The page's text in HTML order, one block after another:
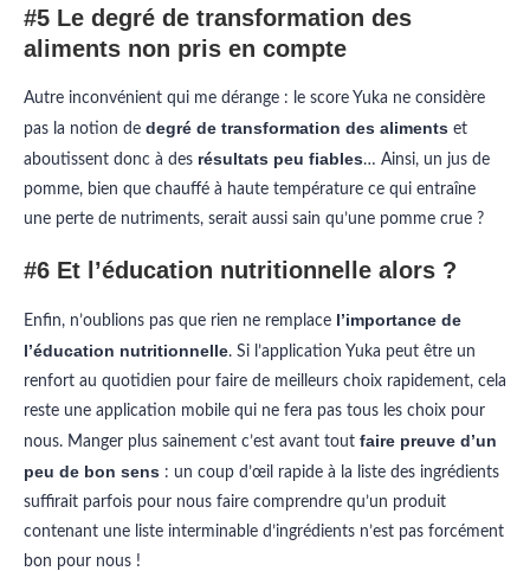
#5 Le degré de transformation des
aliments non pris en compte
Autre inconvénient qui me dérange : le score Yuka ne considère
pas la notion de degré de transformation des aliments et
aboutissent donc à des résultats peu fiables… Ainsi, un jus de
pomme, bien que chauffé à haute température ce qui entraîne
une perte de nutriments, serait aussi sain qu’une pomme crue ?
#6 Et l’éducation nutritionnelle alors ?
Enfin, n’oublions pas que rien ne remplace l’importance de
l’éducation nutritionnelle. Si l’application Yuka peut être un
renfort au quotidien pour faire de meilleurs choix rapidement, cela
reste une application mobile qui ne fera pas tous les choix pour
nous. Manger plus sainement c’est avant tout faire preuve d’un
peu de bon sens : un coup d’œil rapide à la liste des ingrédients
suffirait parfois pour nous faire comprendre qu’un produit
contenant une liste interminable d’ingrédients n’est pas forcément
bon pour nous !